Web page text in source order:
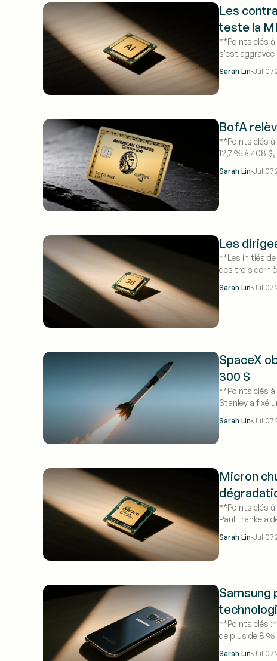
Les
teste la
**Points clés à
s'est aggravée
Sarah Lin·Jul 07
BofA
**Points clés à
12,7 % à 408
Sarah Lin·Jul 07
Les
**Les initiés
des trois
Sarah Lin·Jul 07
SpaceX
300 $
**Points clés à
Stanley a fixé
Sarah Lin·Jul 07
Micron
**Points clés à
Paul Franke a
Sarah Lin·Jul 07
Samsung
**Points clés
de plus de 8
Sarah Lin·Jul 07